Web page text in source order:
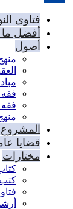
فتاوى
أفضل ما
أصول
فقه
فقه
قضايا
مختارات
كتب